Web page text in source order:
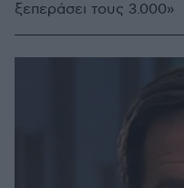
ξεπεράσει τους 3.000»